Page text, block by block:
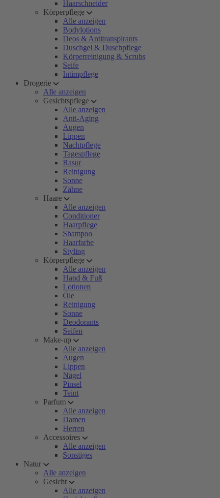
Haarschneider
Körperpflege
Alle anzeigen
Bodylotions
Deos & Antitranspirants
Duschgel & Duschpflege
Körperreinigung & Scrubs
Seife
Intimpflege
Drogerie
Alle anzeigen
Gesichtspflege
Alle anzeigen
Anti-Aging
Augen
Lippen
Nachtpflege
Tagespflege
Rasur
Reinigung
Sonne
Zähne
Haare
Alle anzeigen
Conditioner
Haarpflege
Shampoo
Haarfarbe
Styling
Körperpflege
Alle anzeigen
Hand & Fuß
Lotionen
Öle
Reinigung
Sonne
Deodorants
Seifen
Make-up
Alle anzeigen
Augen
Lippen
Nägel
Pinsel
Teint
Parfum
Alle anzeigen
Damen
Herren
Accessoires
Alle anzeigen
Sonstiges
Natur
Alle anzeigen
Gesicht
Alle anzeigen